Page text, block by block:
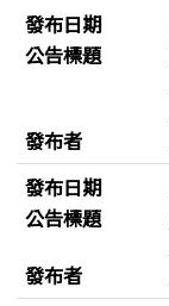
新聞列表
發布日期
公告標題
發布者
發布日期
公告標題
發布者